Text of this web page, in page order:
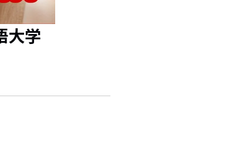
大学